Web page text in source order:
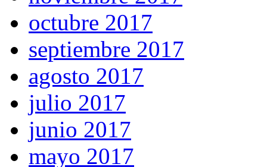
octubre 2017
septiembre 2017
agosto 2017
julio 2017
junio 2017
mayo 2017